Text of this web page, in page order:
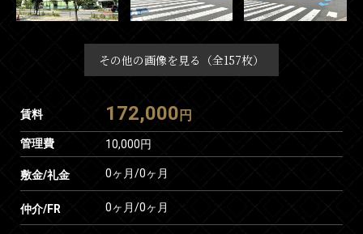
その他の画像を見る（全157枚）
賃料 172,000 円
管理費 10,000円
敷金/礼金 0ヶ月/0ヶ月
仲介/FR 0ヶ月/0ヶ月